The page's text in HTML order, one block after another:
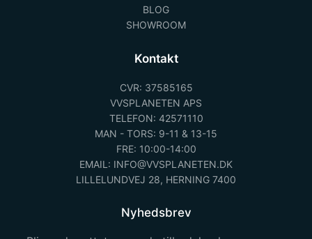
BLOG
SHOWROOM
Kontakt
CVR: 37585165
VVSPLANETEN APS
TELEFON: 42571110
MAN - TORS: 9-11 & 13-15
FRE: 10:00-14:00
EMAIL: INFO@VVSPLANETEN.DK
LILLELUNDVEJ 28, HERNING 7400
Nyhedsbrev